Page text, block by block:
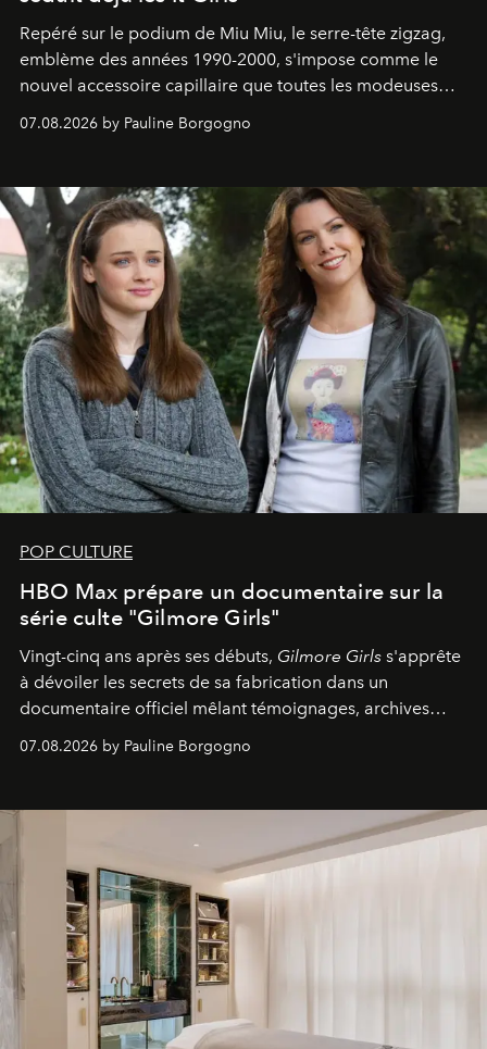
Repéré sur le podium de Miu Miu, le serre-tête zigzag,
emblème des années 1990-2000, s'impose comme le
nouvel accessoire capillaire que toutes les modeuses
s'arrachent déjà.
07.08.2026 by Pauline Borgogno
POP CULTURE
HBO Max prépare un documentaire sur la
série culte "Gilmore Girls"
Vingt-cinq ans après ses débuts, Gilmore Girls s'apprête
à dévoiler les secrets de sa fabrication dans un
documentaire officiel mêlant témoignages, archives
inédites et plongée dans les coulisses d'un phénomène
générationnel.
07.08.2026 by Pauline Borgogno